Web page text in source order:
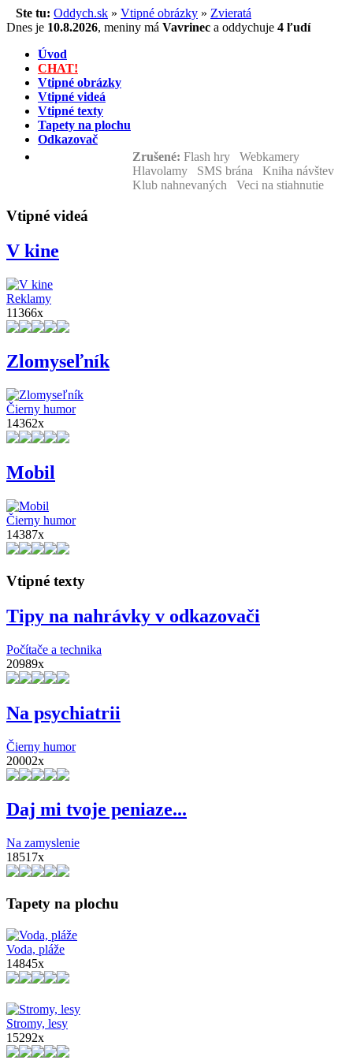
Ste tu: Oddych.sk » Vtipné obrázky » Zvieratá
Dnes je 10.8.2026, meniny má Vavrinec a oddychuje 4 ľudí
Úvod
CHAT!
Vtipné obrázky
Vtipné videá
Vtipné texty
Tapety na plochu
Odkazovač
Zrušené: Flash hry Webkamery
Hlavolamy SMS brána Kniha návštev
Klub nahnevaných Veci na stiahnutie
Vtipné videá
V kine
Reklamy
11366x
Zlomyseľník
Čierny humor
14362x
Mobil
Čierny humor
14387x
Vtipné texty
Tipy na nahrávky v odkazovači
Počítače a technika
20989x
Na psychiatrii
Čierny humor
20002x
Daj mi tvoje peniaze...
Na zamyslenie
18517x
Tapety na plochu
Voda, pláže
14845x
Stromy, lesy
15292x